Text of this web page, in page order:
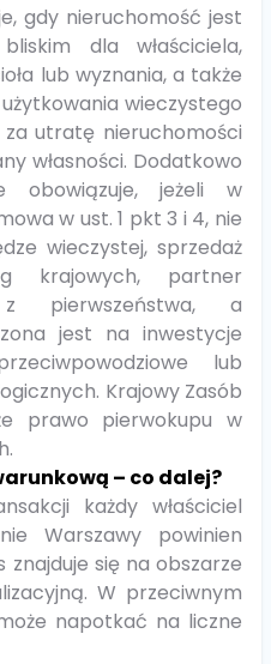
gdy nieruchomość jest
dla właściciela,
lub wyznania, a także
wieczystego
utratę nieruchomości
własności. Dodatkowo
obowiązuje, jeżeli w
w ust. 1 pkt 3 i 4, nie
wieczystej, sprzedaż
krajowych, partner
pierwszeństwa, a
jest na inwestycje
lub
Krajowy Zasób
prawo pierwokupu w
– co dalej?
każdy właściciel
Warszawy powinien
się na obszarze
W przeciwnym
napotkać na liczne